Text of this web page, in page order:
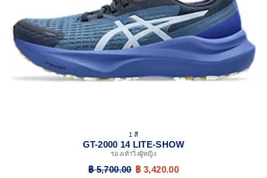
The sockliner is produced with the solution dyeing
process that reduces water usage by approximately
33% and carbon emissions by approximately 45%
compared to the conventional dyeing technology
1 สี
GT-2000 14 LITE-SHOW
รองเท้าวิ่งผู้หญิง
฿ 5,700.00 ฿ 3,420.00